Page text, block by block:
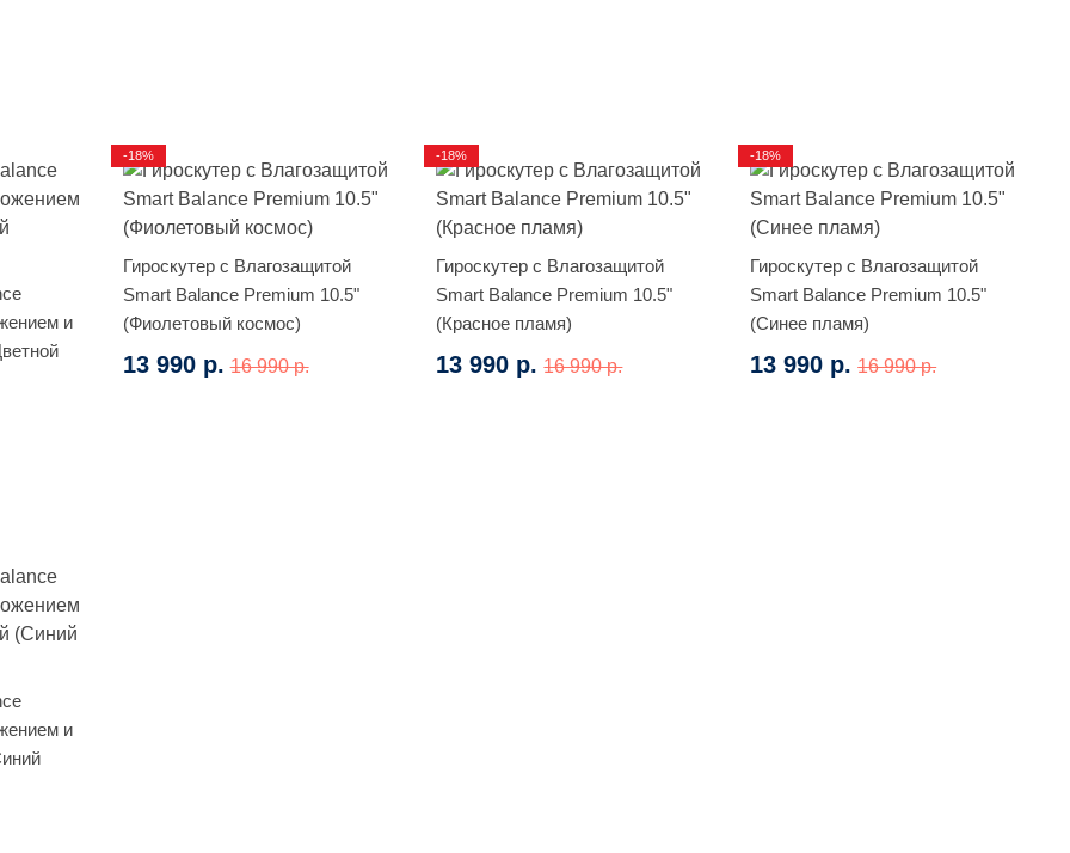
и
Гироскутер с Влагозащитой
Smart Balance Premium 10.5"
(Фиолетовый космос)
13 990 р. 16 990 р.
-18%
Гироскутер с Влагозащитой
Smart Balance Premium 10.5"
(Красное пламя)
13 990 р. 16 990 р.
-18%
Гироскутер с Влагозащитой
Smart Balance Premium 10.5"
(Синее пламя)
13 990 р. 16 990 р.
-18%
и